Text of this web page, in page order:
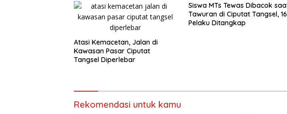
Atasi Kemacetan, Jalan di
Kawasan Pasar Ciputat
Tangsel Diperlebar
Siswa MTs Tewas Dibacok
Tawuran di Ciputat Tangsel, 16
Pelaku Ditangkap
Rekomendasi untuk kamu